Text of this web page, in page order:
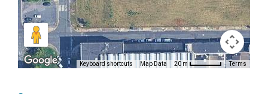
Keyboard shortcuts Map Data 20 m Terms